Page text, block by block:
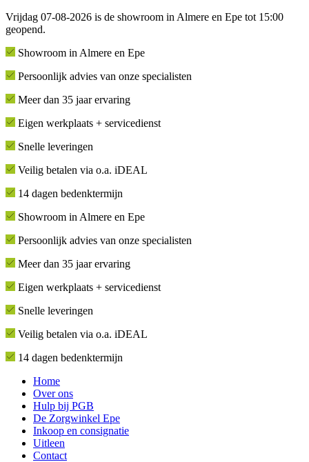
Vrijdag 07-08-2026 is de showroom in Almere en Epe tot 15:00
geopend.
Showroom in Almere en Epe
Persoonlijk advies van onze specialisten
Meer dan 35 jaar ervaring
Eigen werkplaats + servicedienst
Snelle leveringen
Veilig betalen via o.a. iDEAL
14 dagen bedenktermijn
Showroom in Almere en Epe
Persoonlijk advies van onze specialisten
Meer dan 35 jaar ervaring
Eigen werkplaats + servicedienst
Snelle leveringen
Veilig betalen via o.a. iDEAL
14 dagen bedenktermijn
Home
Over ons
Hulp bij PGB
De Zorgwinkel Epe
Inkoop en consignatie
Uitleen
Contact